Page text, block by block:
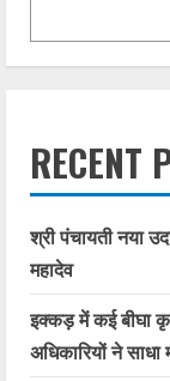
RECENT
श्री पंचायती नया
महादेव
इक्कड़ में कई बीघा
अधिकारियों ने साधा